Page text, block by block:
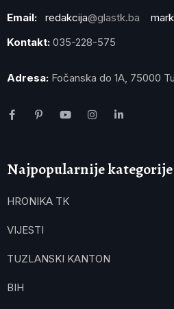
Email: redakcija@glastk.ba
Kontakt: 035-228-575
Adresa: Fočanska do 1A, 75000
Najpopularnije kategorije
HRONIKA TK
VIJESTI
TUZLANSKI KANTON
BIH